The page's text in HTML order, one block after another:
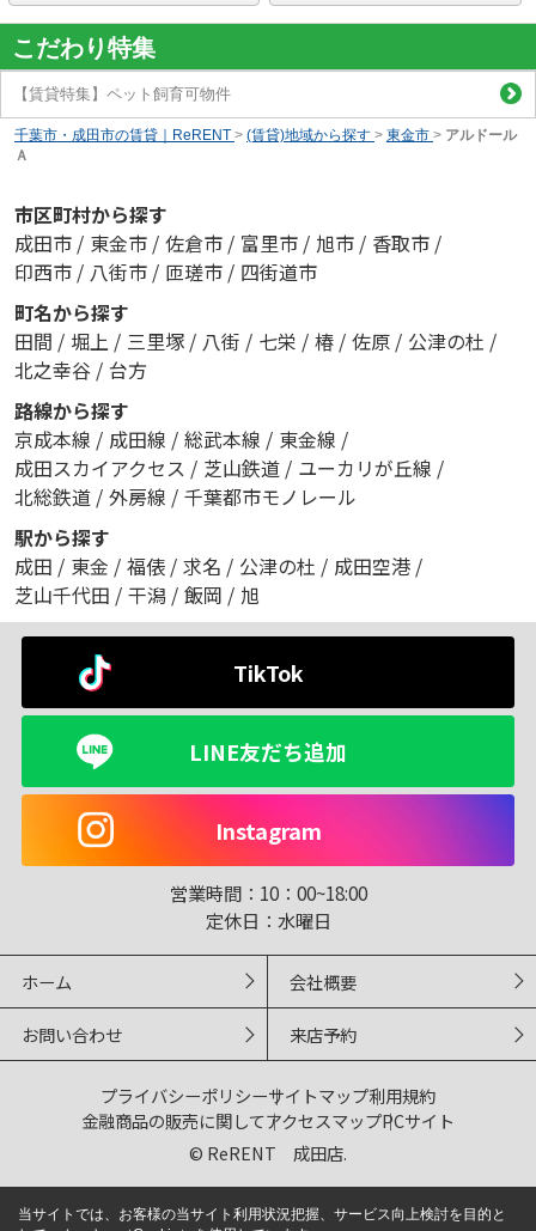
こだわり特集
【賃貸特集】ペット飼育可物件
千葉市・成田市の賃貸｜ReRENT > (賃貸)地域から探す > 東金市 > アルドール
Ａ
市区町村から探す
成田市 / 東金市 / 佐倉市 / 富里市 / 旭市 / 香取市 /
印西市 / 八街市 / 匝瑳市 / 四街道市
町名から探す
田間 / 堀上 / 三里塚 / 八街 / 七栄 / 椿 / 佐原 / 公津の杜 /
北之幸谷 / 台方
路線から探す
京成本線 / 成田線 / 総武本線 / 東金線 /
成田スカイアクセス / 芝山鉄道 / ユーカリが丘線 /
北総鉄道 / 外房線 / 千葉都市モノレール
駅から探す
成田 / 東金 / 福俵 / 求名 / 公津の杜 / 成田空港 /
芝山千代田 / 干潟 / 飯岡 / 旭
TikTok
LINE友だち追加
Instagram
営業時間： 10：00~18:00
定休日： 水曜日
ホーム 会社概要
お問い合わせ 来店予約
プライバシーポリシーサイトマップ利用規約
金融商品の販売に関してアクセスマップPCサイト
© ReRENT 成田店.
当サイトでは、お客様の当サイト利用状況把握、サービス向上検討を目的と